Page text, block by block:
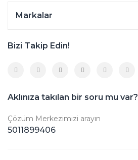
Markalar
Bizi Takip Edin!
Aklınıza takılan bir soru mu var?
Çözüm Merkezimizi arayın
5011899406